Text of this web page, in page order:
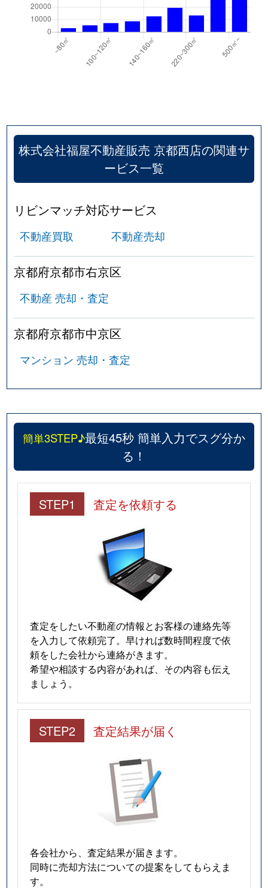
銅駝学区
1,900万円
銅駝学区
1,900万円
京都市役所前
11,000万円
銅駝学区
4,000万円
京都市役所前
銅駝学区
9,000万円
神宮丸太町
日彰学区
2,800万円
烏丸
日彰学区
2,300万円
日彰学区
7,400万円
日彰学区
日彰学区
日彰学区
日彰学区
8,900万円
初音学区
15,000万円
烏丸御池
初音学区
2,000万円
烏丸御池
初音学区
1,000万円
烏丸御池
初音学区
12,000万円
5,300万円
8,900万円
5,100万円
初音学区
1,400万円
烏丸御池
初音学区
1,500万円
烏丸御池
初音学区
1,100万円
烏丸御池
初音学区
1,700万円
1,200万円
4,500万円
2,300万円
富有学区
5,900万円
丸太町(京都市
株式会社福屋不動産販売 京都西店の関連サ
ービス一覧
リビンマッチ対応サービス
不動産買取 不動産売却
京都府京都市右京区
不動産 売却・査定
京都府京都市中京区
マンション 売却・査定
簡単3STEP♪最短45秒 簡単入力でスグ分か
る！
STEP1 査定を依頼する
査定をしたい不動産の情報とお客様の連絡先等
を入力して依頼完了。早ければ数時間程度で依
頼をした会社から連絡がきます。
希望や相談する内容があれば、その内容も伝え
ましょう。
STEP2 査定結果が届く
各会社から、査定結果が届きます。
同時に売却方法についての提案をしてもらえま
す。